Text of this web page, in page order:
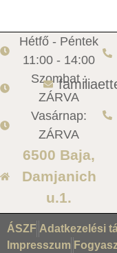
Hétfő - Péntek
11:00 - 14:00
Szombat :
ZÁRVA
Vasárnap:
ZÁRVA
6500 Baja,
Damjanich
u.1.
ÁSZF Adatkezelési
Impresszum